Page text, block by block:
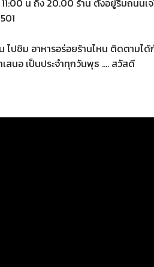
11:00 น ถึง 20.00 ร้าน ตั้งอยู่ริมถนน
ไปชิม อาหารอร่อยร้านไหน ติดตาม
สนอ เป็นประจำทุกวันพุธ …. สวัสดี